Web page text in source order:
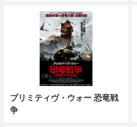
プリミティヴ・ウォー 恐竜戦
争